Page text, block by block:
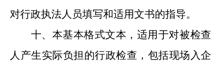
对行政执法人员填写和适用文书的指导。
十、 本基本格式文本，适用于对被检查
人产生实际负担的行政检查，包括现场入企